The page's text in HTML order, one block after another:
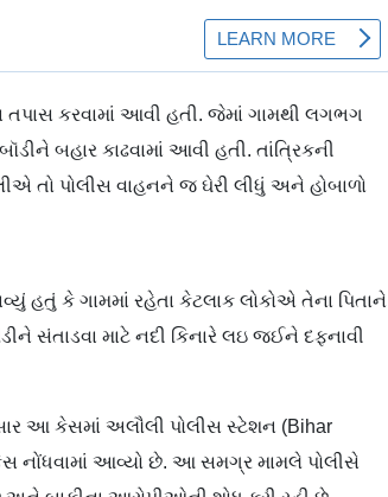
તપાસ કરવામાં આવી હતી. જેમાં ગામથી લગભગ
બહાર કાઢવામાં આવી હતી. તાંત્રિકની
તો પોલીસ વાહનને જ ઘેરી લીધું અને હોબાળો
હતું કે ગામમાં રહેતા કેટલાક લોકોએ તેના પિતાને
સંતાડવા માટે નદી કિનારે લઇ જઈને દફનાવી
આ કેસમાં અલૌલી પોલીસ સ્ટેશન (Bihar
નોંધવામાં આવ્યો છે. આ સમગ્ર મામલે પોલીસે